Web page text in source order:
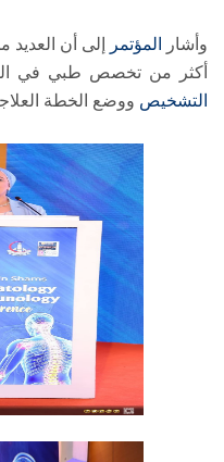
وأشار المؤتمر
إلى أن
أكثر من تخصص طبي في
التشخيص ووضع الخطة